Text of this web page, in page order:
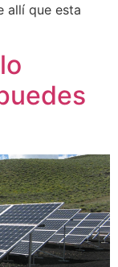
allí que esta